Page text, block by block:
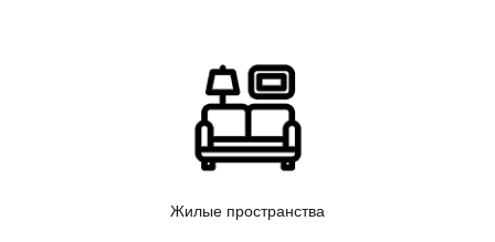
Жилые пространства